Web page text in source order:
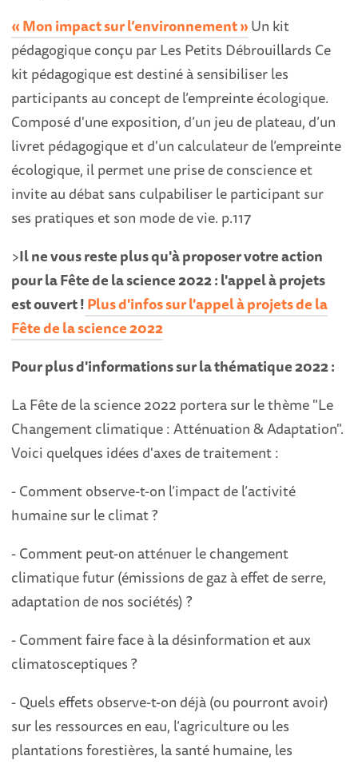
« Mon impact sur l’environnement »Un kit
pédagogique conçu par Les Petits Débrouillards Ce
kit pédagogique est destiné à sensibiliser les
participants au concept de l’empreinte écologique.
Composé d'une exposition, d’un jeu de plateau, d’un
livret pédagogique et d'un calculateur de l’empreinte
écologique, il permet une prise de conscience et
invite au débat sans culpabiliser le participant sur
ses pratiques et son mode de vie. p.117
>Il ne vous reste plus qu'à proposer votre action
pour la Fête de la science 2022 : l'appel à projets
est ouvert !Plus d'infos sur l'appel à projets de la
Fête de la science 2022
Pour plus d'informations sur la thématique 2022 :
La Fête de la science 2022 portera sur le thème "Le
Changement climatique : Atténuation & Adaptation".
Voici quelques idées d'axes de traitement :
- Comment observe-t-on l’impact de l’activité
humaine sur le climat ?
- Comment peut-on atténuer le changement
climatique futur (émissions de gaz à effet de serre,
adaptation de nos sociétés) ?
- Comment faire face à la désinformation et aux
climatosceptiques ?
- Quels effets observe-t-on déjà (ou pourront avoir)
sur les ressources en eau, l’agriculture ou les
plantations forestières, la santé humaine, les